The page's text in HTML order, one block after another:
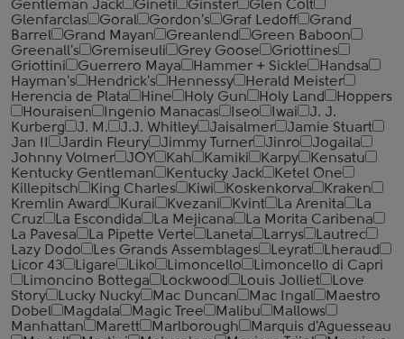
Gentleman Jack
Gineti Ginster
Glen Colt
Glenfarclas
Goral Gordon's Graf Ledoff
Grand
Barrel
Grand Mayan Greanlend
Green Baboon
Greenall's
Gremiseuli Grey Goose
Griottines
Griottini
Guerrero Maya Hammer + Sickle
Handsa
Hayman's
Hendrick's Hennessy
Herald Meister
Herencia de Plata
Hine Holy Gun Holy Land
Hoppers
Houraisen
Ingenio Manacas Iseo Iwai
J. J.
Kurberg
J. M. J.J. Whitley Jaisalmer
Jamie Stuart
Jan II
Jardin Fleury Jimmy Turner Jinro
Jogaila
Johnny Volmer
JOY Kah Kamiki Karpy
Kensatu
Kentucky Gentleman
Kentucky Jack
Ketel One
Killepitsch
King Charles Kiwi Koskenkorva
Kraken
Kremlin Award
Kurai Kvezani Kvint La Arenita
La
Cruz
La Escondida La Mejicana
La Morita Caribena
La Pavesa
La Pipette Verte Laneta Larrys
Lautrec
Lazy Dodo
Les Grands Assemblages Leyrat
Lheraud
Licor 43
Ligare Liko Limoncello
Limoncello di Capri
Limoncino Bottega
Lockwood Louis Jolliet
Love
Story
Lucky Nucky Mac Duncan Mac Ingal
Maestro
Dobel
Magdala Magic Tree Malibu
Mallows
Manhattan
Marett Marlborough
Marquis d'Aguesseau